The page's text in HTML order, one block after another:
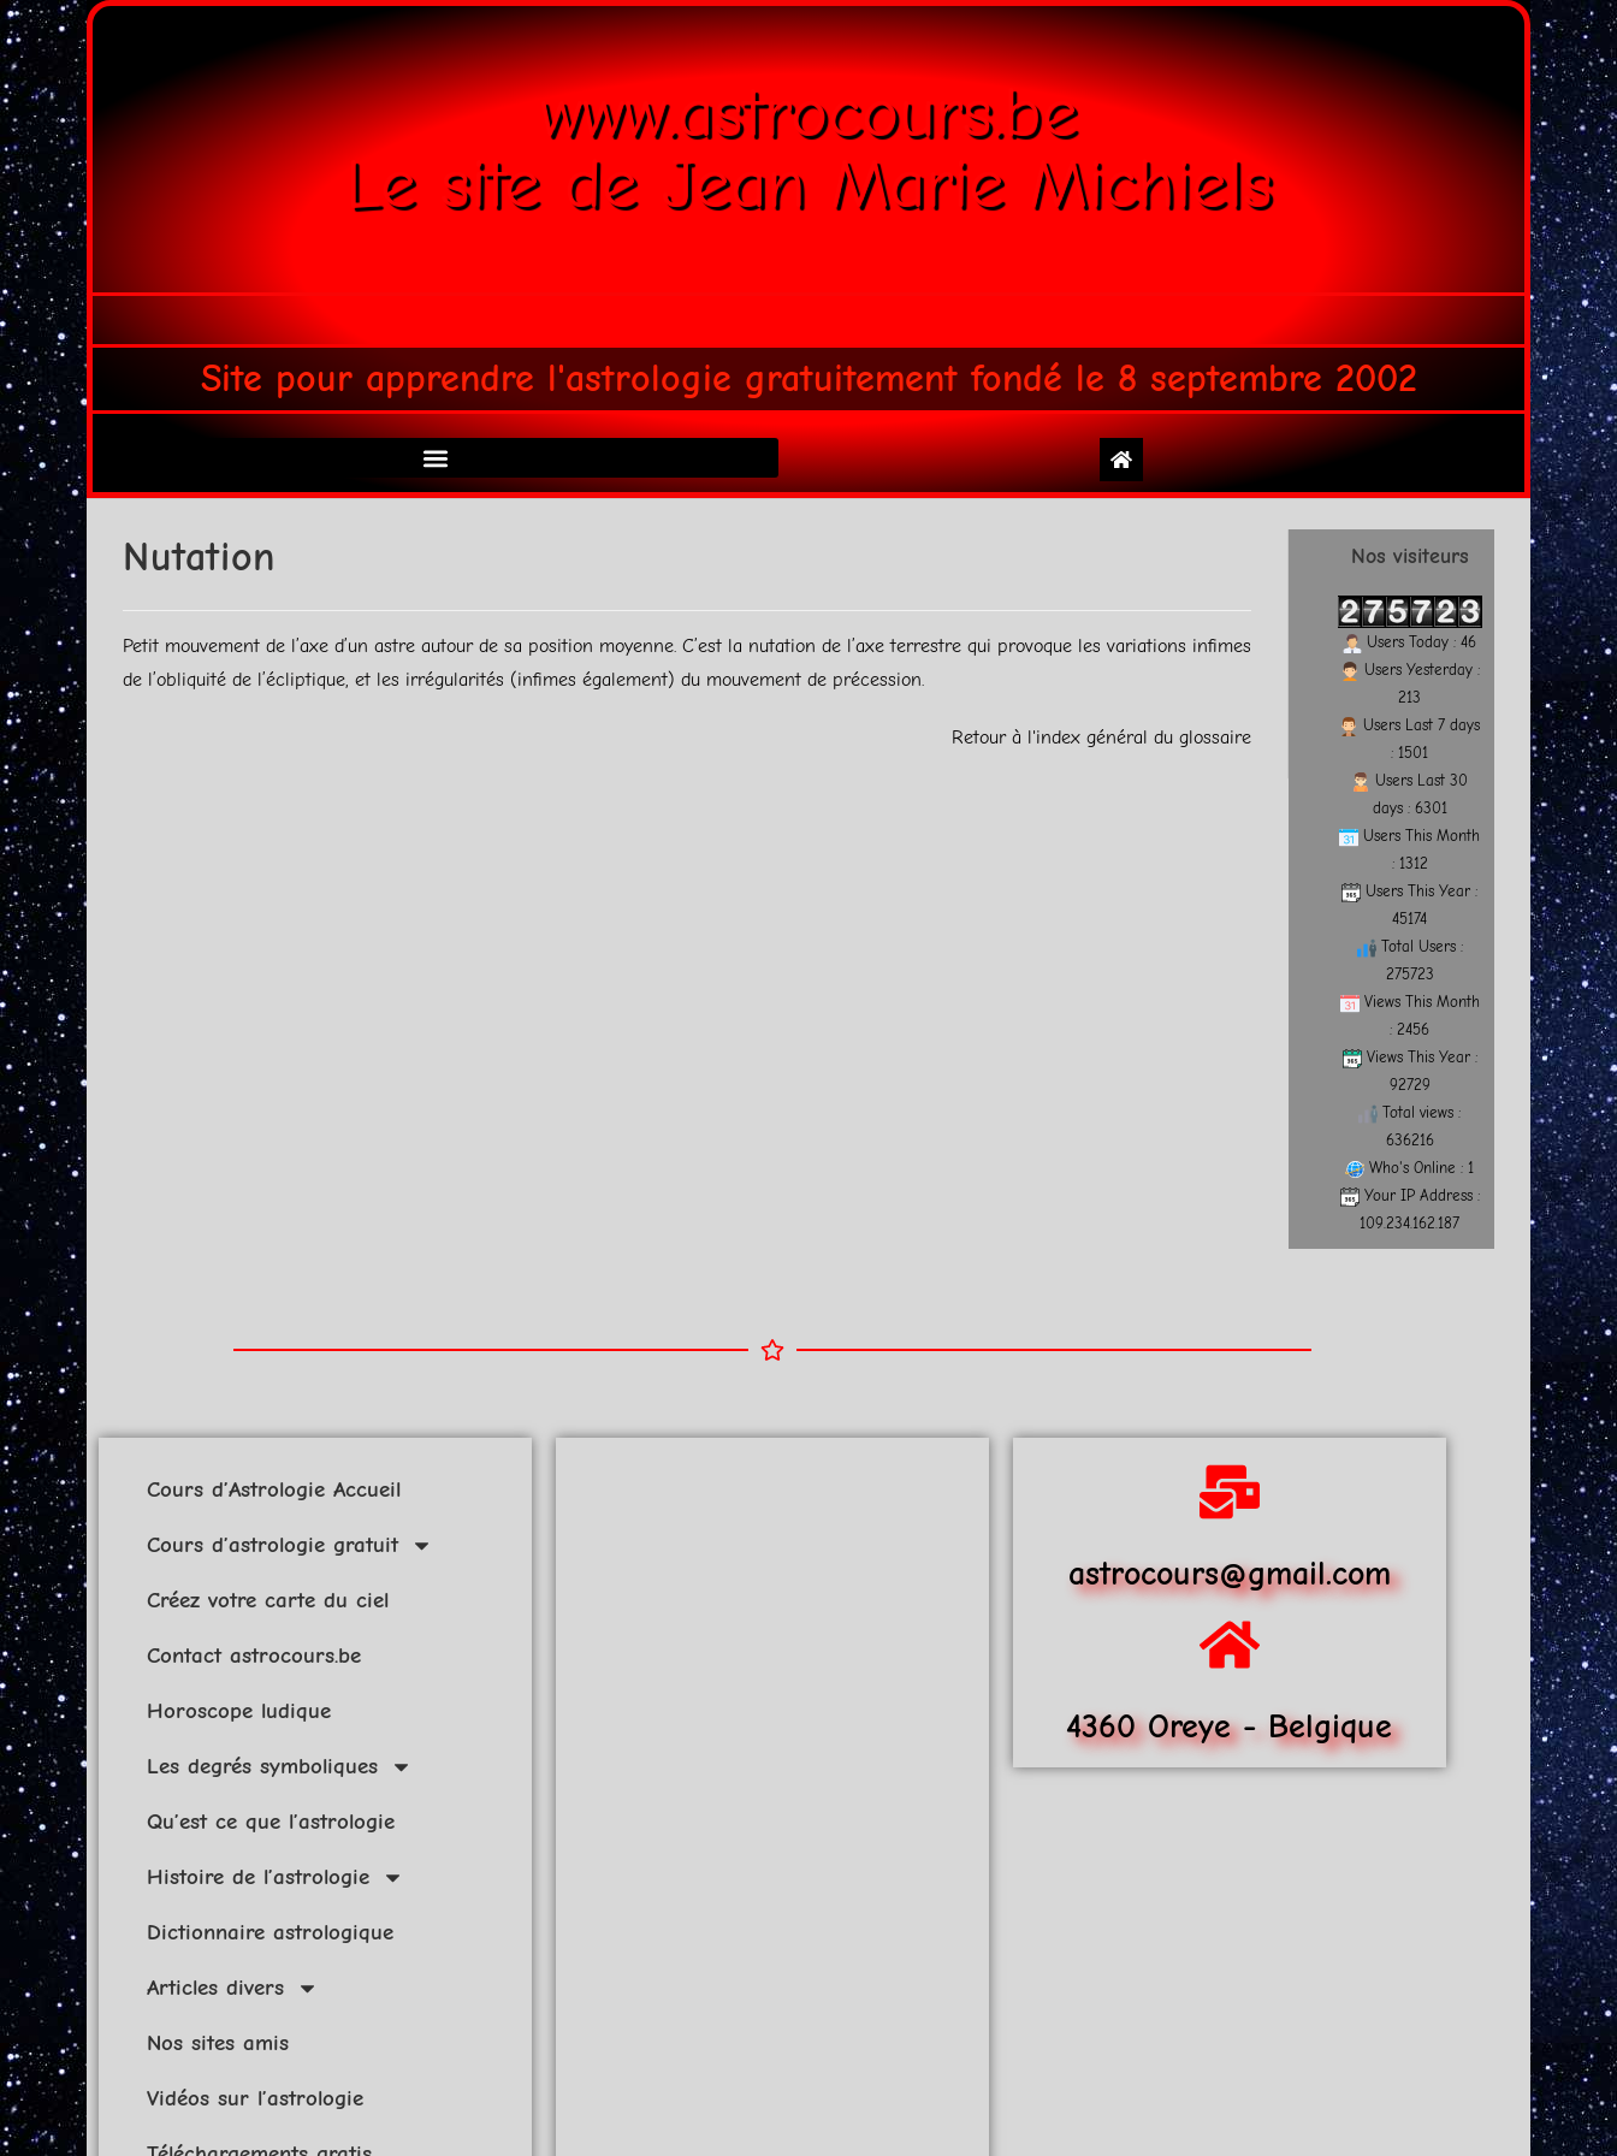
www.astrocours.be
Le site de Jean Marie Michiels
Site pour apprendre l'astrologie gratuitement fondé le 8 septembre 2002
Nutation
Petit mouvement de l’axe d’un astre autour de sa position moyenne. C’est la nutation de l’axe terrestre qui provoque les variations infimes
de l’obliquité de l’écliptique, et les irrégularités (infimes également) du mouvement de précession.
Retour à l'index général du glossaire
Nos visiteurs
Users Today : 46
Users Yesterday :
213
Users Last 7 days
: 1501
Users Last 30
days : 6301
Users This Month
: 1312
Users This Year :
45174
Total Users :
275723
Views This Month
: 2456
Views This Year :
92729
Total views :
636216
Who's Online : 1
Your IP Address :
109.234.162.187
Cours d’Astrologie Accueil
Cours d’astrologie gratuit
Créez votre carte du ciel
Contact astrocours.be
Horoscope ludique
Les degrés symboliques
Qu’est ce que l’astrologie
Histoire de l’astrologie
Dictionnaire astrologique
Articles divers
Nos sites amis
Vidéos sur l’astrologie
astrocours@gmail.com
4360 Oreye - Belgique